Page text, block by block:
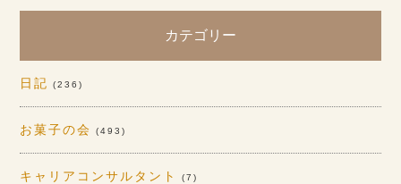
カテゴリー
日記 (236)
お菓子の会 (493)
キャリアコンサルタント (7)